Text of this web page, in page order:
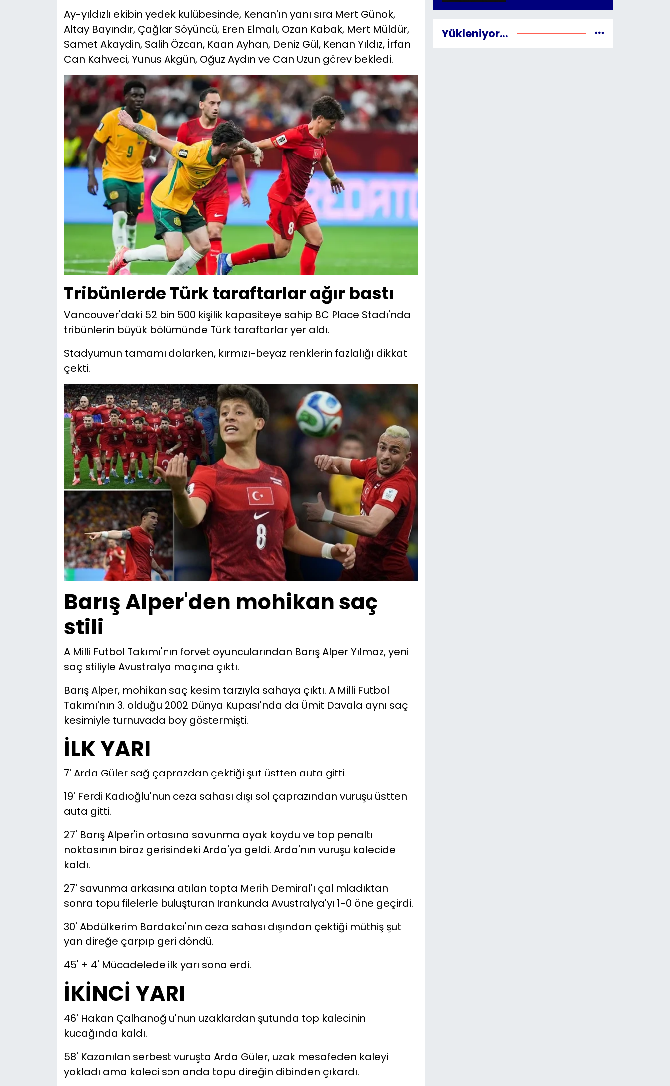
Ay-yıldızlı ekibin yedek kulübesinde, Kenan'ın yanı sıra Mert Günok,
Altay Bayındır, Çağlar Söyüncü, Eren Elmalı, Ozan Kabak, Mert Müldür,
Samet Akaydin, Salih Özcan, Kaan Ayhan, Deniz Gül, Kenan Yıldız, İrfan
Can Kahveci, Yunus Akgün, Oğuz Aydın ve Can Uzun görev bekledi.
Tribünlerde Türk taraftarlar ağır bastı
Vancouver'daki 52 bin 500 kişilik kapasiteye sahip BC Place Stadı'nda
tribünlerin büyük bölümünde Türk taraftarlar yer aldı.
Stadyumun tamamı dolarken, kırmızı-beyaz renklerin fazlalığı dikkat
çekti.
Barış Alper'den mohikan saç
stili
A Milli Futbol Takımı'nın forvet oyuncularından Barış Alper Yılmaz, yeni
saç stiliyle Avustralya maçına çıktı.
Barış Alper, mohikan saç kesim tarzıyla sahaya çıktı. A Milli Futbol
Takımı'nın 3. olduğu 2002 Dünya Kupası'nda da Ümit Davala aynı saç
kesimiyle turnuvada boy göstermişti.
İLK YARI
7' Arda Güler sağ çaprazdan çektiği şut üstten auta gitti.
19' Ferdi Kadıoğlu'nun ceza sahası dışı sol çaprazından vuruşu üstten
auta gitti.
27' Barış Alper'in ortasına savunma ayak koydu ve top penaltı
noktasının biraz gerisindeki Arda'ya geldi. Arda'nın vuruşu kalecide
kaldı.
27' savunma arkasına atılan topta Merih Demiral'ı çalımladıktan
sonra topu filelerle buluşturan Irankunda Avustralya'yı 1-0 öne geçirdi.
30' Abdülkerim Bardakcı'nın ceza sahası dışından çektiği müthiş şut
yan direğe çarpıp geri döndü.
45' + 4' Mücadelede ilk yarı sona erdi.
İKİNCİ YARI
46' Hakan Çalhanoğlu'nun uzaklardan şutunda top kalecinin
kucağında kaldı.
58' Kazanılan serbest vuruşta Arda Güler, uzak mesafeden kaleyi
yokladı ama kaleci son anda topu direğin dibinden çıkardı.
Yükleniyor...